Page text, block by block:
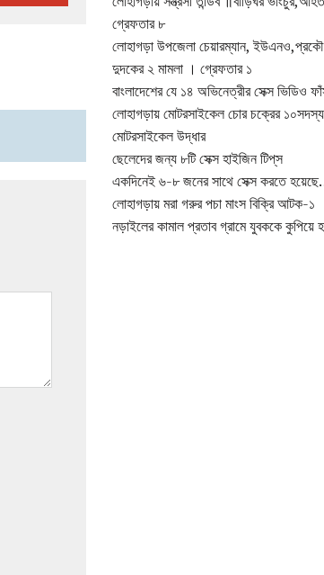
গ্রেফতার ৮
লোহাগড়া উপজেলা চেয়ারম্যান,
দুদকের ২ মামলা । গ্রেফতার ১
বাংলাদেশের যে ১৪ অভিনেত্রীর সেক্স ভিডিও
লোহাগড়ায় মোটরসাইকেল চোর চক্রের
মোটরসাইকেল উদ্ধার
ছেলেদের জন্য ৮টি সেক্স হাইজিন টিপ্‌স
একদিনেই ৬-৮ জনের সাথে সেক্স করতে
লোহাগড়ায় মরা গরুর পচা মাংস বিক্রি আটক-১
নড়াইলের কামাল প্রতাব গ্রামে যুবককে কুপিয়ে